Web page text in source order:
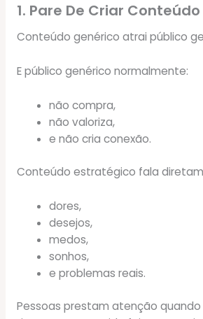
1. Pare De Criar
Conteúdo genérico atrai público
E público genérico normalmente:
não compra,
não valoriza,
e não cria conexão.
Conteúdo estratégico fala
dores,
desejos,
medos,
sonhos,
e problemas reais.
Pessoas prestam atenção